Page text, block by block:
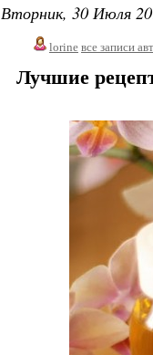
Вторник, 30 Июля
lorine все записи
Лучшие